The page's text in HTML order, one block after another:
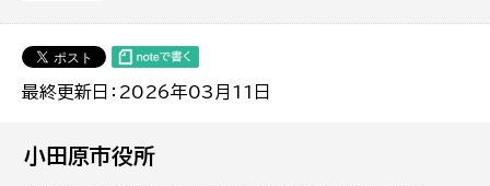
最終更新日：2026年03月11日
小田原市役所